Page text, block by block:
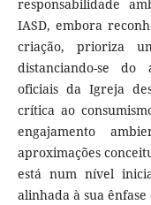
responsabilidade
IASD, embora
criação, prioriza
distanciando-se do
oficiais da Igreja
crítica ao
engajamento
aproximações
está num nível
alinhada à sua